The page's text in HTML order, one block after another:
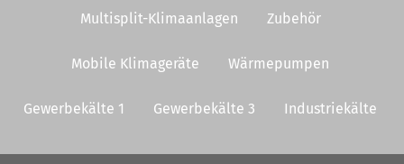
Multisplit-Klimaanlagen Zubehör
Mobile Klimageräte Wärmepumpen
Gewerbekälte 1 Gewerbekälte 3 Industriekälte